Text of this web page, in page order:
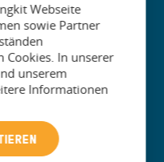
meine persönlichen
werden, um von
E-Mail zu erhalten. Du
Deine Daten sind bei uns
findest du in unserer
Webseite
sowie Partner
In unserer
unserem
Informationen